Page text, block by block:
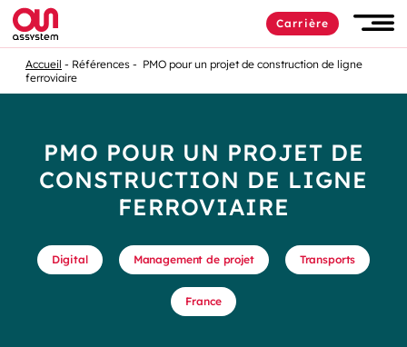
Carrière
Accueil Références
PMO pour un projet de construction de ligne
ferroviaire
PMO POUR UN PROJET DE
CONSTRUCTION DE LIGNE
FERROVIAIRE
Digital Management de projet Transports
France